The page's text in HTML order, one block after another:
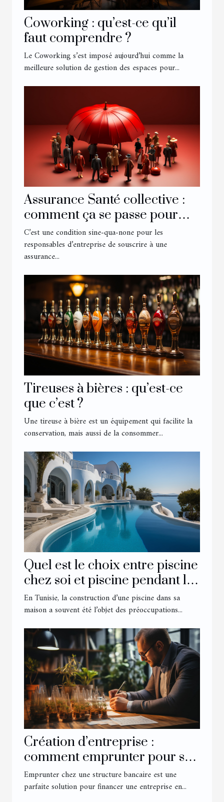
Coworking : qu’est-ce qu’il
faut comprendre ?
Le Coworking s’est imposé aujourd’hui comme la
meilleure solution de gestion des espaces pour...
Assurance Santé collective :
comment ça se passe pour
son entreprise ?
C’est une condition sine-qua-none pour les
responsables d’entreprise de souscrire à une
assurance...
Tireuses à bières : qu’est-ce
que c’est ?
Une tireuse à bière est un équipement qui facilite la
conservation, mais aussi de la consommer...
Quel est le choix entre piscine
chez soi et piscine pendant les
vacances chez les Tunisiens ?
En Tunisie, la construction d’une piscine dans sa
maison a souvent été l’objet des préoccupations...
Création d’entreprise :
comment emprunter pour se
lancer ?
Emprunter chez une structure bancaire est une
parfaite solution pour financer une entreprise en...